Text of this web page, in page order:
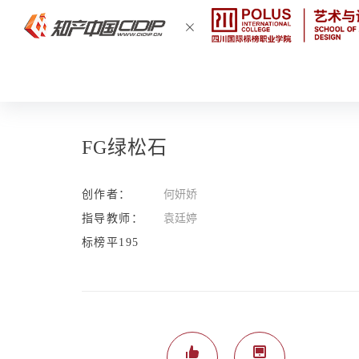
FG绿松石
创作者：
何妍娇
指导教师：
袁廷婷
标榜平195